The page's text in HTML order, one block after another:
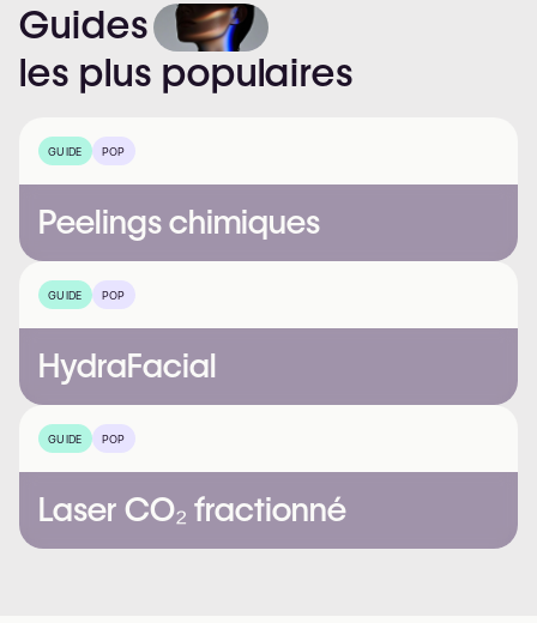
Guides
les plus populaires
GUIDE POP
Peelings chimiques
GUIDE POP
HydraFacial
GUIDE POP
Laser CO₂ fractionné